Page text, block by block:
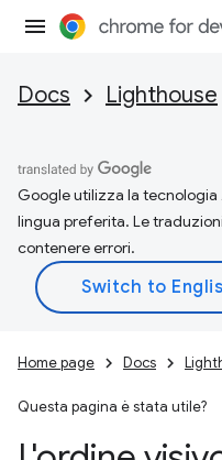
Docs Lighthouse
Google utilizza la
lingua preferita. Le
contenere errori.
Home page Docs
Questa pagina è stata utile?